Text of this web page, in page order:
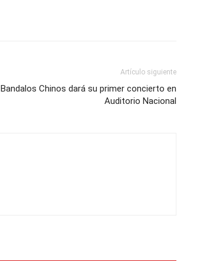
Artículo siguiente
Bandalos Chinos dará su primer concierto en
Auditorio Nacional